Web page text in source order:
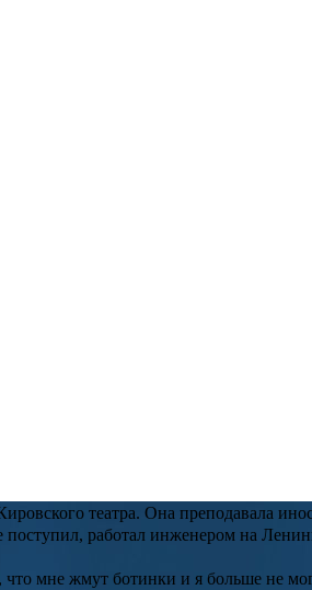
проектов. В августе зрителей
семьи Буэндиа. Среди новинок
«Уличные коты».
театра. Она преподавала
работал инженером на
мне жмут ботинки и я больше не